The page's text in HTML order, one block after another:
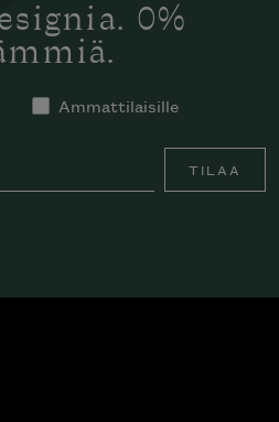
0%
Ammattilaisille
TILAA